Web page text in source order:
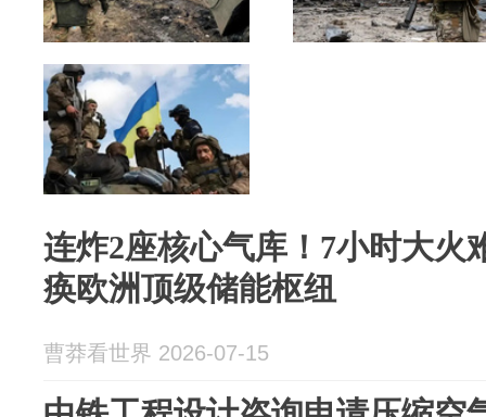
连炸2座核心气库！7小时大火
痪欧洲顶级储能枢纽
曹莽看世界 2026-07-15